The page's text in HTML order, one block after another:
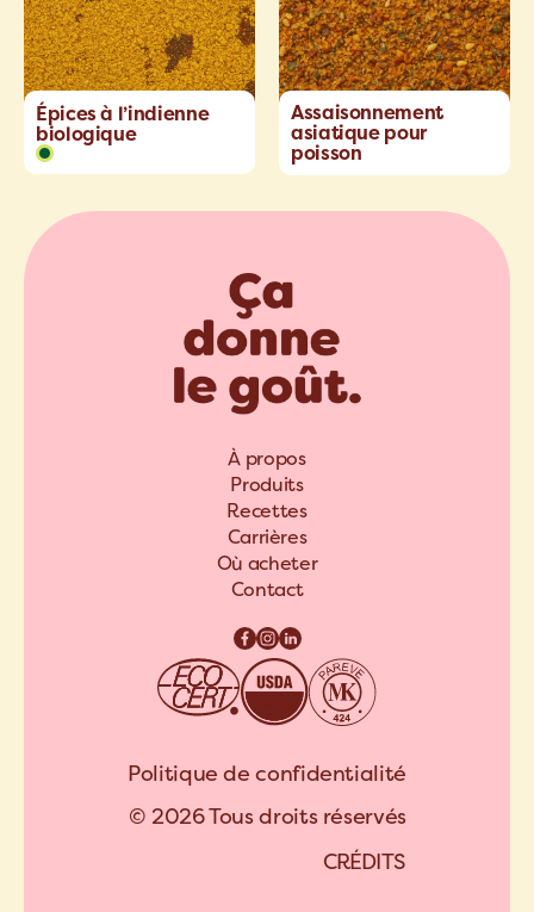
Épices à l’indienne
biologique
Assaisonnement
asiatique pour
poisson
À propos
Produits
Recettes
Carrières
Où acheter
Contact
Politique de confidentialité
© 2026 Tous droits réservés
CRÉDITS